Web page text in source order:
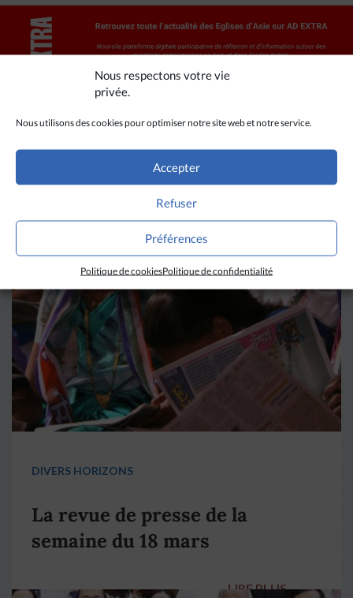
Nous respectons votre vie
privée.
Nous utilisons des cookies pour optimiser notre site web et notre service.
Accepter
Refuser
Préférences
Politique de cookiesPolitique de confidentialité
A LIRE AUSSI
DIVERS HORIZONS
La revue de presse de la
semaine du 18 mars
LIRE PLUS →